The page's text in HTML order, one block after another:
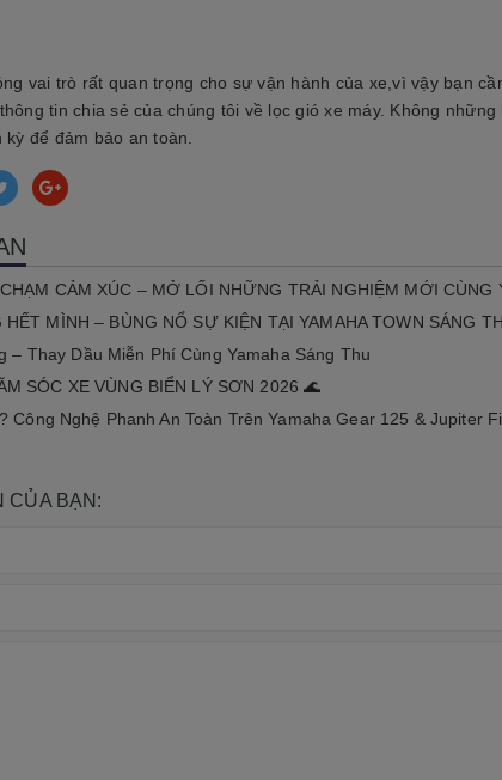
vai trò rất quan trọng cho sự vận hành của xe,vì vậy bạn
tin chia sẻ của chúng tôi về lọc gió xe máy. Không
để đảm bảo an toàn.
CẢM XÚC – MỞ LỐI NHỮNG TRẢI NGHIỆM MỚI CÙNG
HẾT MÌNH – BÙNG NỔ SỰ KIỆN TẠI YAMAHA TOWN SÁNG
– Thay Dầu Miễn Phí Cùng Yamaha Sáng Thu
SÓC XE VÙNG BIỂN LÝ SƠN 2026 🌊
Công Nghệ Phanh An Toàn Trên Yamaha Gear 125 & Jupiter
CỦA BẠN: